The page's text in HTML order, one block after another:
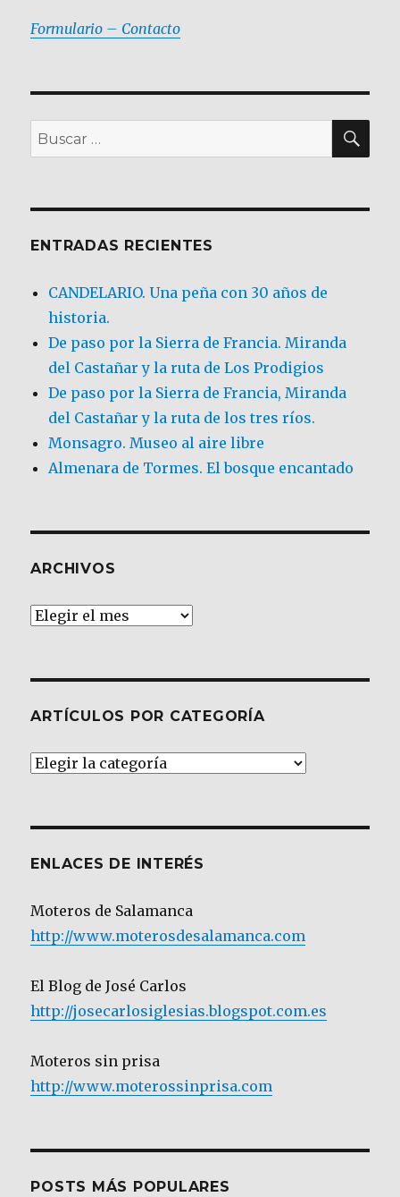
Formulario – Contacto
Buscar
por:
ENTRADAS RECIENTES
CANDELARIO. Una peña con 30 años de
historia.
De paso por la Sierra de Francia. Miranda
del Castañar y la ruta de Los Prodigios
De paso por la Sierra de Francia, Miranda
del Castañar y la ruta de los tres ríos.
Monsagro. Museo al aire libre
Almenara de Tormes. El bosque encantado
ARCHIVOS
Archivos
ARTÍCULOS POR CATEGORÍA
Artículos
ENLACES DE INTERÉS
Moteros de Salamanca
http://www.moterosdesalamanca.com
El Blog de José Carlos
http://josecarlosiglesias.blogspot.com.es
Moteros sin prisa
http://www.moterossinprisa.com
POSTS MÁS POPULARES